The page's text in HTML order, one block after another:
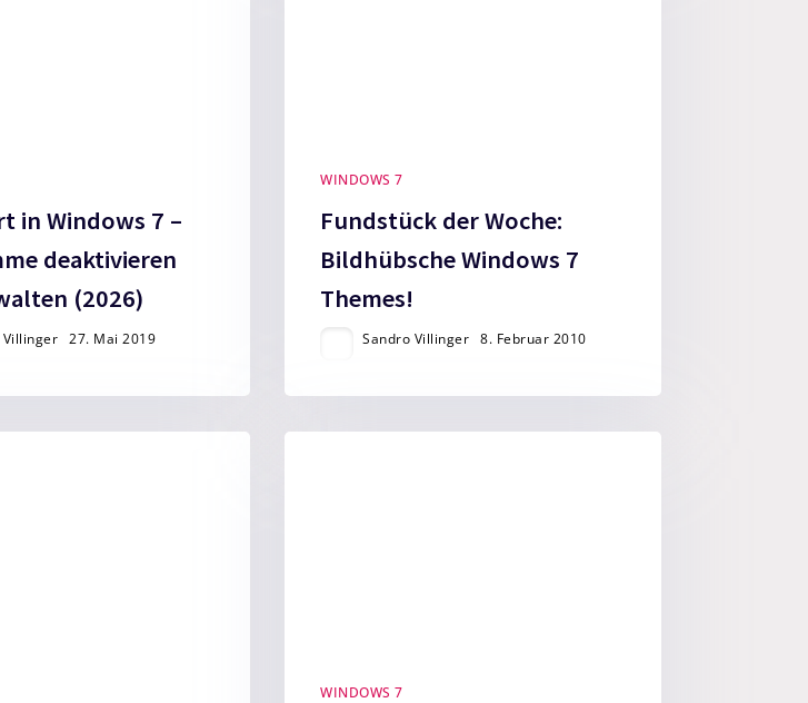
in Windows 7 –
deaktivieren
(2026)
27. Mai 2019
WINDOWS 7
Fundstück der Woche:
Bildhübsche Windows 7
Themes!
Sandro Villinger 8. Februar 2010
WINDOWS 7